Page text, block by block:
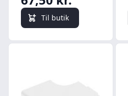
Til butik